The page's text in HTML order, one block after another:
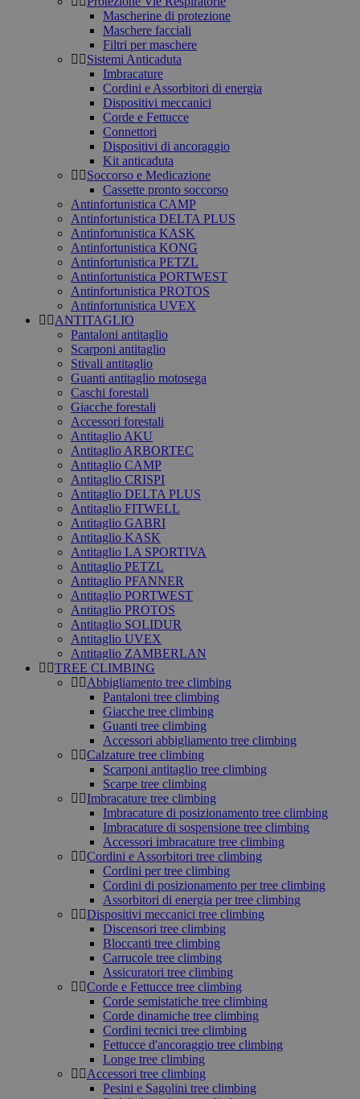
Mascherine di protezione
Maschere facciali
Filtri per maschere
Sistemi Anticaduta
Imbracature
Cordini e Assorbitori di energia
Dispositivi meccanici
Corde e Fettucce
Connettori
Dispositivi di ancoraggio
Kit anticaduta
Soccorso e Medicazione
Cassette pronto soccorso
Antinfortunistica CAMP
Antinfortunistica DELTA PLUS
Antinfortunistica KASK
Antinfortunistica KONG
Antinfortunistica PETZL
Antinfortunistica PORTWEST
Antinfortunistica PROTOS
Antinfortunistica UVEX
ANTITAGLIO
Pantaloni antitaglio
Scarponi antitaglio
Stivali antitaglio
Guanti antitaglio motosega
Caschi forestali
Giacche forestali
Accessori forestali
Antitaglio AKU
Antitaglio ARBORTEC
Antitaglio CAMP
Antitaglio CRISPI
Antitaglio DELTA PLUS
Antitaglio FITWELL
Antitaglio GABRI
Antitaglio KASK
Antitaglio LA SPORTIVA
Antitaglio PETZL
Antitaglio PFANNER
Antitaglio PORTWEST
Antitaglio PROTOS
Antitaglio SOLIDUR
Antitaglio UVEX
Antitaglio ZAMBERLAN
TREE CLIMBING
Abbigliamento tree climbing
Pantaloni tree climbing
Giacche tree climbing
Guanti tree climbing
Accessori abbigliamento tree climbing
Calzature tree climbing
Scarponi antitaglio tree climbing
Scarpe tree climbing
Imbracature tree climbing
Imbracature di posizionamento tree climbing
Imbracature di sospensione tree climbing
Accessori imbracature tree climbing
Cordini e Assorbitori tree climbing
Cordini per tree climbing
Cordini di posizionamento per tree climbing
Assorbitori di energia per tree climbing
Dispositivi meccanici tree climbing
Discensori tree climbing
Bloccanti tree climbing
Carrucole tree climbing
Assicuratori tree climbing
Corde e Fettucce tree climbing
Corde semistatiche tree climbing
Corde dinamiche tree climbing
Cordini tecnici tree climbing
Fettucce d'ancoraggio tree climbing
Longe tree climbing
Accessori tree climbing
Pesini e Sagolini tree climbing